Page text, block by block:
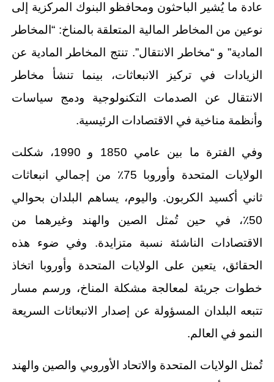
عادة ما يُشير الباحثون ومحافظو البنوك المركزية إلى
نوعين من المخاطر المالية المتعلقة بالمناخ: “المخاطر
المادية” و “مخاطر الانتقال”. تنتج المخاطر المادية عن
الزيادات في تركيز الانبعاثات، بينما تنشأ مخاطر
الانتقال عن الصدمات التكنولوجية ودمج سياسات
وأنظمة مناخية في الاقتصادات الرئيسية.
وفي الفترة ما بين عامي 1850 و 1990، شكلت
الولايات المتحدة وأوروبا 75٪ من إجمالي انبعاثات
ثاني أكسيد الكربون. واليوم، يساهم البلدان بحوالي
50٪، في حين تُمثل الصين والهند وغيرهما من
الاقتصادات الناشئة نسبة متزايدة. وفي ضوء هذه
الحقائق، يتعين على الولايات المتحدة وأوروبا اتخاذ
خطوات جريئة لمعالجة مشكلة المناخ، ورسم مسار
تتبعه البلدان المسؤولة عن إصدار الانبعاثات السريعة
النمو في العالم.
تُمثل الولايات المتحدة والاتحاد الأوروبي والصين والهند